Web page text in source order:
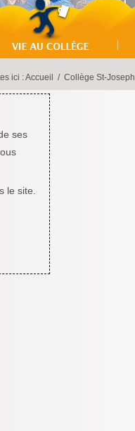
ici :Accueil / Collège St-Joseph
ses
le site.